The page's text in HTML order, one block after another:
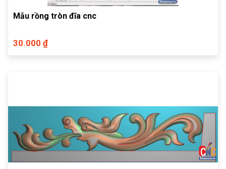
Mẫu rồng tròn đĩa cnc
30.000 ₫